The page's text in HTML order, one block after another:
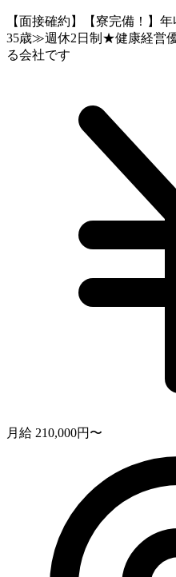
【面接確約】【寮完備！】
35歳≫週休2日制★健康経営
る会社です
月給 210,000円〜